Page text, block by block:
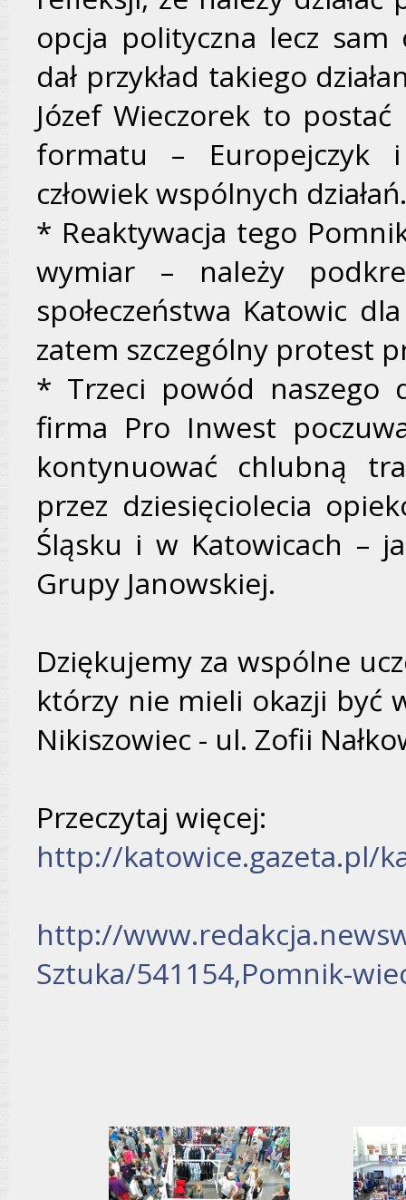
opcja polityczna lecz sam
dał przykład takiego
Józef Wieczorek to
formatu – Europejczyk
człowiek wspólnych
* Reaktywacja tego
wymiar – należy
społeczeństwa Katowic
zatem szczególny protest
* Trzeci powód naszego
firma Pro Inwest
kontynuować chlubną
przez dziesięciolecia
Śląsku i w Katowicach –
Grupy Janowskiej.
Dziękujemy za wspólne
którzy nie mieli okazji być
Nikiszowiec - ul. Zofii
Przeczytaj więcej:
http://katowice.gazeta.pl/
http://
Sztuka/541154,Pomnik-